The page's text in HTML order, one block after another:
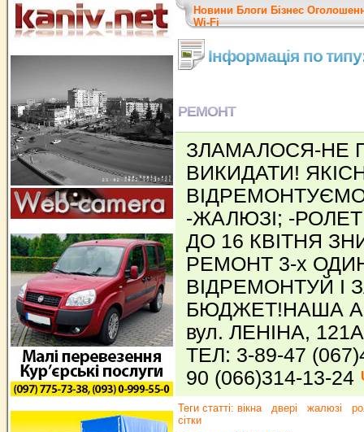
Новини Блоги Бізнес
Wi-Fi
Інформація по
РЕМОНТ
ЗЛАМАЛОСЯ-НЕ
ВИКИДАТИ!
-ЖАЛЮЗІ; -
ДО 16 КВІТНЯ
РЕМОНТ 3-х
ВІДРЕМОНТУЙ І
БЮДЖЕТ!НАША
вул. ЛЕНІНА,
ТЕЛ: 3-89-47
90 (066)314-13-24
Теги статті: вікна двері жалюзі
сітки